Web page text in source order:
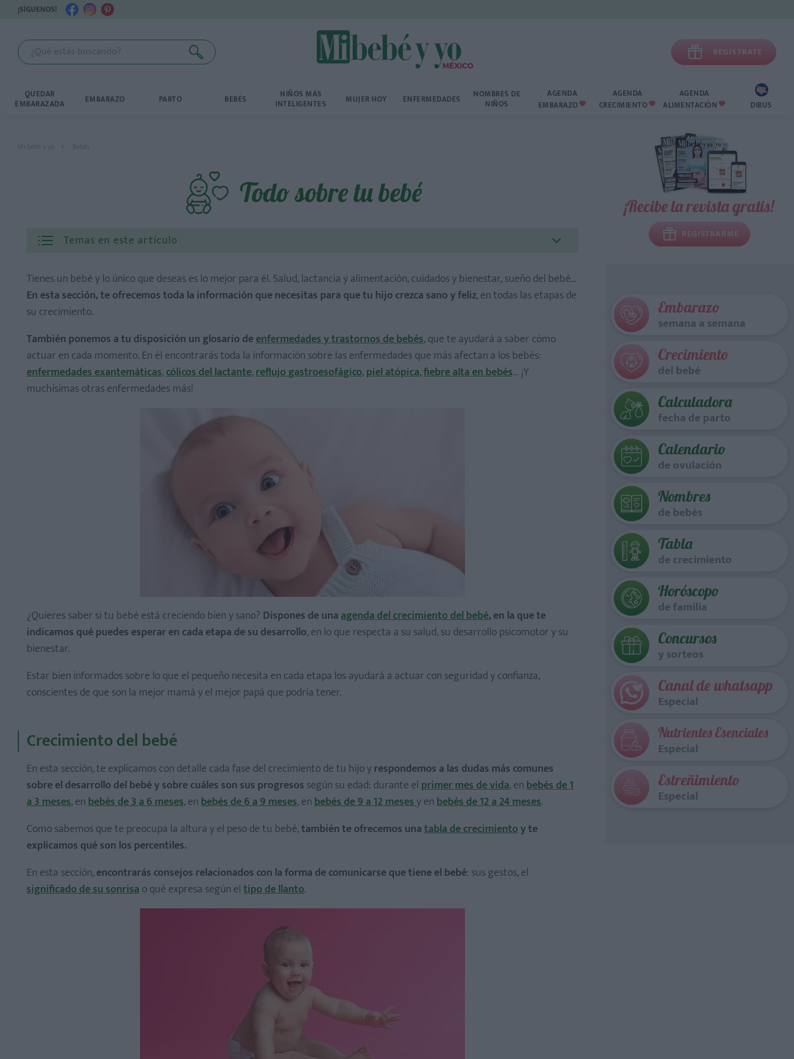
¡SÍGUENOS!
 REGÍSTRATE
QUEDAR
EMBARAZADA EMBARAZO PARTO BEBÉS NIÑOS MÁS
INTELIGENTES MUJER HOY ENFERMEDADES NOMBRES DE
NIÑOS
AGENDA
EMBARAZO 
AGENDA
CRECIMIENTO 
AGENDA
ALIMENTACIÓN  DIBUS
Mi bebé y yo Bebés
Todo sobre tu bebé
Temas en este artículo
Tienes un bebé y lo único que deseas es lo mejor para él. Salud, lactancia y alimentación, cuidados y bienestar, sueño del bebé…
En esta sección, te ofrecemos toda la información que necesitas para que tu hijo crezca sano y feliz, en todas las etapas de
su crecimiento.
También ponemos a tu disposición un glosario deenfermedades y trastornos de bebés, que te ayudará a saber cómo
actuar en cada momento. En él encontrarás toda la información sobre las enfermedades que más afectan a los bebés:
enfermedades exantemáticas,cólicos del lactante,reflujo gastroesofágico,piel atópica,fiebre alta en bebés… ¡Y
muchísimas otras enfermedades más!
¿Quieres saber si tu bebé está creciendo bien y sano? Dispones de unaagenda del crecimiento del bebé, en la que te
indicamos qué puedes esperar en cada etapa de su desarrollo, en lo que respecta a su salud, su desarrollo psicomotor y su
bienestar.
Estar bien informados sobre lo que el pequeño necesita en cada etapa los ayudará a actuar con seguridad y confianza,
conscientes de que son la mejor mamá y el mejor papá que podría tener.
Crecimiento del bebé
En esta sección, te explicamos con detalle cada fase del crecimiento de tu hijo yrespondemos a las dudas más comunes
sobre el desarrollo del bebé y sobre cuáles son sus progresos según su edad: durante el primer mes de vida, enbebés de 1
a 3 meses, enbebés de 3 a 6 meses, enbebés de 6 a 9 meses, enbebés de 9 a 12 mesesy enbebés de 12 a 24 meses.
Como sabemos que te preocupa la altura y el peso de tu bebé,también te ofrecemos unatabla de crecimientoy te
explicamos qué son los percentiles.
En esta sección,encontrarás consejos relacionados con la forma de comunicarse que tiene el bebé: sus gestos, el
significado de su sonrisao qué expresa según eltipo de llanto.
¡Recibe la revista gratis!
REGISTRARME
Embarazo
semana a semana
Crecimiento
del bebé
Calculadora
fecha de parto
Calendario
de ovulación
Nombres
de bebés
Tabla
de crecimiento
Horóscopo
de familia
Concursos
y sorteos
Canal de whatsapp
Especial
Nutrientes Esenciales
Especial
Estreñimiento
Especial